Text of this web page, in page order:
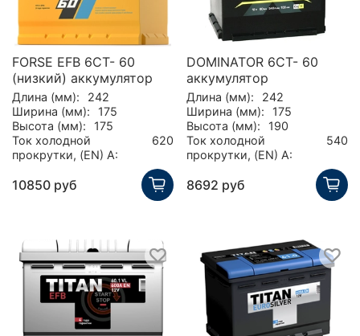
FORSE EFB 6СТ- 60
(низкий) аккумулятор
Длина (мм):
242
Ширина (мм):
175
Высота (мм):
175
Ток холодной
прокрутки, (EN) А:
620
10850 руб
DOMINATOR 6СТ- 60
аккумулятор
Длина (мм):
242
Ширина (мм):
175
Высота (мм):
190
Ток холодной
прокрутки, (EN) А:
540
8692 руб